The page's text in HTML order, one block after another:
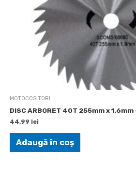
MOTOCOSITORI
DISC ARBORET 40T 255mm x 1.6mm
44,99 lei
Adaugă în coș